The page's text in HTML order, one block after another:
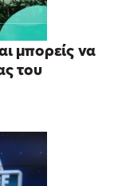
μπορείς να
του